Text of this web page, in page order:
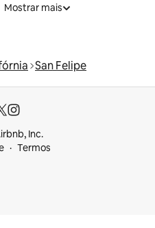
Mostrar mais
San Felipe
Inc.
Termos